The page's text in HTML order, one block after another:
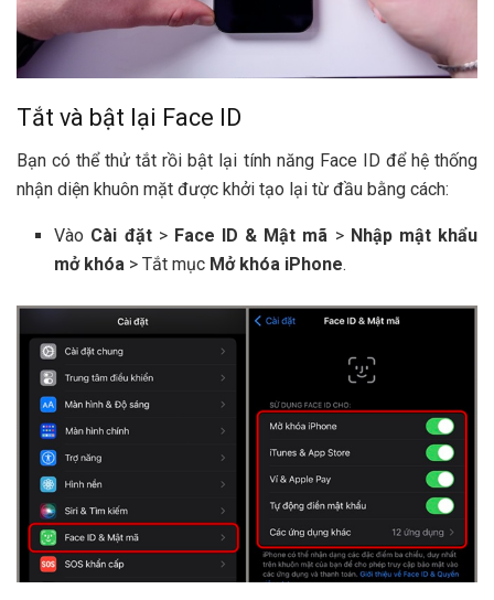
Tắt và bật lại Face ID
Bạn có thể thử tắt rồi bật lại tính năng Face ID để hệ thống
nhận diện khuôn mặt được khởi tạo lại từ đầu bằng cách:
Vào Cài đặt>Face ID & Mật mã > Nhập mật khẩu
mở khóa > Tắt mục Mở khóa iPhone.